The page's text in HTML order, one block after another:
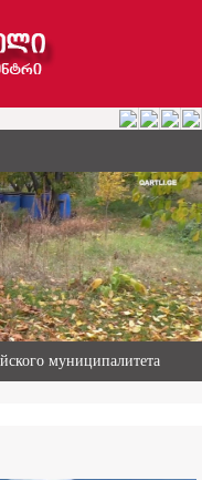
муниципалитета